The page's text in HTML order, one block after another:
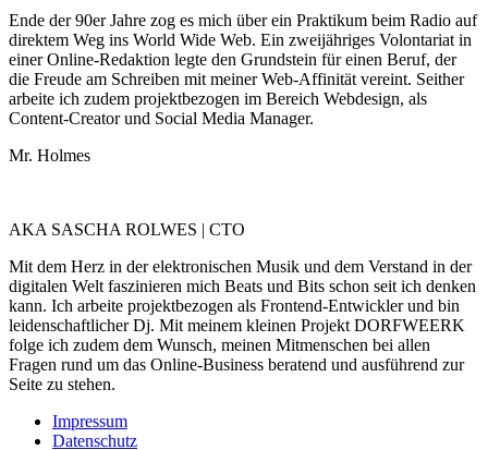
Ende der 90er Jahre zog es mich über ein Praktikum beim Radio auf
direktem Weg ins World Wide Web. Ein zweijähriges Volontariat in
einer Online-Redaktion legte den Grundstein für einen Beruf, der
die Freude am Schreiben mit meiner Web-Affinität vereint. Seither
arbeite ich zudem projektbezogen im Bereich Webdesign, als
Content-Creator und Social Media Manager.
Mr. Holmes
AKA SASCHA ROLWES | CTO
Mit dem Herz in der elektronischen Musik und dem Verstand in der
digitalen Welt faszinieren mich Beats und Bits schon seit ich denken
kann. Ich arbeite projektbezogen als Frontend-Entwickler und bin
leidenschaftlicher Dj. Mit meinem kleinen Projekt DORFWEERK
folge ich zudem dem Wunsch, meinen Mitmenschen bei allen
Fragen rund um das Online-Business beratend und ausführend zur
Seite zu stehen.
Impressum
Datenschutz